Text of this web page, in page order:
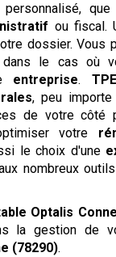
personnalisé,
ou fiscal.
dossier. Vous
dans le cas où
entreprise. TPE
, peu
de votre côté
votre
le choix d'une
nombreux
Optalis
la gestion de
(78290).